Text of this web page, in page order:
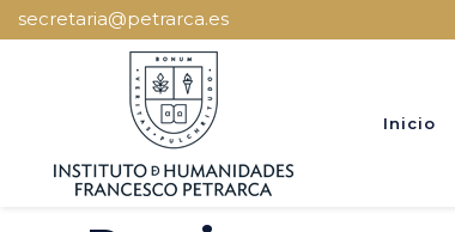
secretaria@petrarca.es
Inicio